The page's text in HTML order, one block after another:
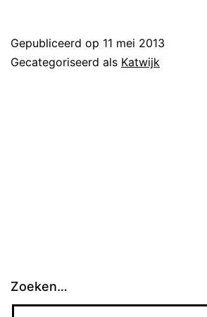
Gepubliceerd op 11 mei 2013
Gecategoriseerd als Katwijk
Zoeken…